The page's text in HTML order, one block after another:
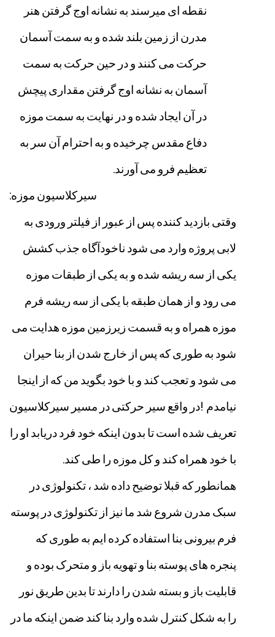
نقطهایمیرسندبهنشانهاوجگرفتنهنر
مدرناز زمینبلندشدهوبهسمتآسمان
حرکتمیکنندودر حینحرکتبهسمت
آسمانبهنشانهاوجگرفتنمقداریپیچش
در آنایجادشدهودر نهایتبهسمتموزه
دفاعمقدسچرخیدهوبهاحترامآنسر به
تعظیمفرومیآورند.
سیرکلاسیونموزه:
وقتیبازدیدکنندهپساز عبور از فیلتر ورودیبه
لابیپروژهواردمیشودناخودآگاهجذبکشش
یکیاز سهریشهشدهوبهیکیاز طبقاتموزه
میرودواز همانطبقهبایکیاز سهریشهفرم
موزههمراهوبهقسمتزیرزمینموزههدایتمی
شودبهطوریکهپساز خارجشدناز بناحیران
میشودوتعجبکندوباخودبگویدمنکهاز اینجا
نیامدم !در واقعسیر حرکتیدر مسیر سیرکلاسیون
تعریفشدهاستتابدوناینکهخودفرددریابداورا
باخودهمراهکندوکلموزهراطیکند.
همانطور کهقبلاتوضیحدادهشد،تکنولوژیدر
سبکمدرنشروعشدمانیز از تکنولوژیدر پوسته
فرمبیرونیبنااستفادهکردهایمبهطوریکه
پنجرههایپوستهبناوتهویهباز ومتحرکبودهو
قابلیتباز وبستهشدنرادارندتابدینطریقنور
رابهشکلکنترلشدهواردبناکندضمناینکهمادر